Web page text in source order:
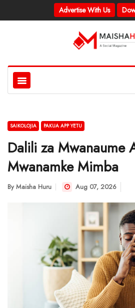
Advertise With Us
SAIKOLOJIA PAKUA APP YETU
Dalili za Mwanaume
Mwanamke Mimba
By Maisha Huru Aug 07, 2026